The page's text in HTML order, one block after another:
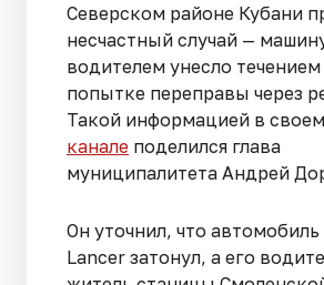
Северском районе Кубани
несчастный случай —
водителем унесло
попытке переправы через
Такой информацией в своем
канале поделился глава
муниципалитета Андрей
Он уточнил, что
Lancer затонул, а его